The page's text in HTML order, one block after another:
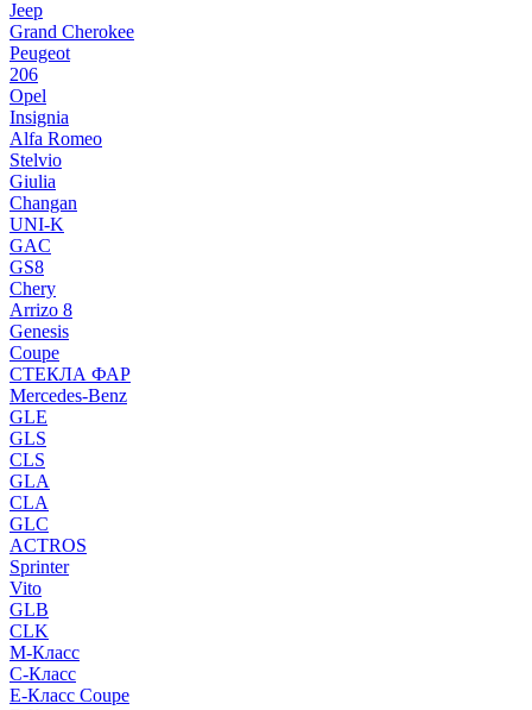
Jeep
Grand Cherokee
Peugeot
206
Opel
Insignia
Alfa Romeo
Stelvio
Giulia
Changan
UNI-K
GAC
GS8
Chery
Arrizo 8
Genesis
Coupe
СТЕКЛА ФАР
Mercedes-Benz
GLE
GLS
CLS
GLA
CLA
GLC
ACTROS
Sprinter
Vito
GLB
CLK
M-Класс
C-Класс
E-Класс Coupe